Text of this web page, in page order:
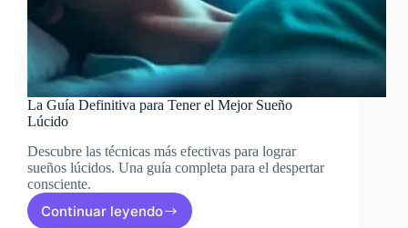
La Guía Definitiva para Tener el Mejor Sueño
Lúcido
Descubre las técnicas más efectivas para lograr
sueños lúcidos. Una guía completa para el despertar
consciente.
Continuar leyendo
La